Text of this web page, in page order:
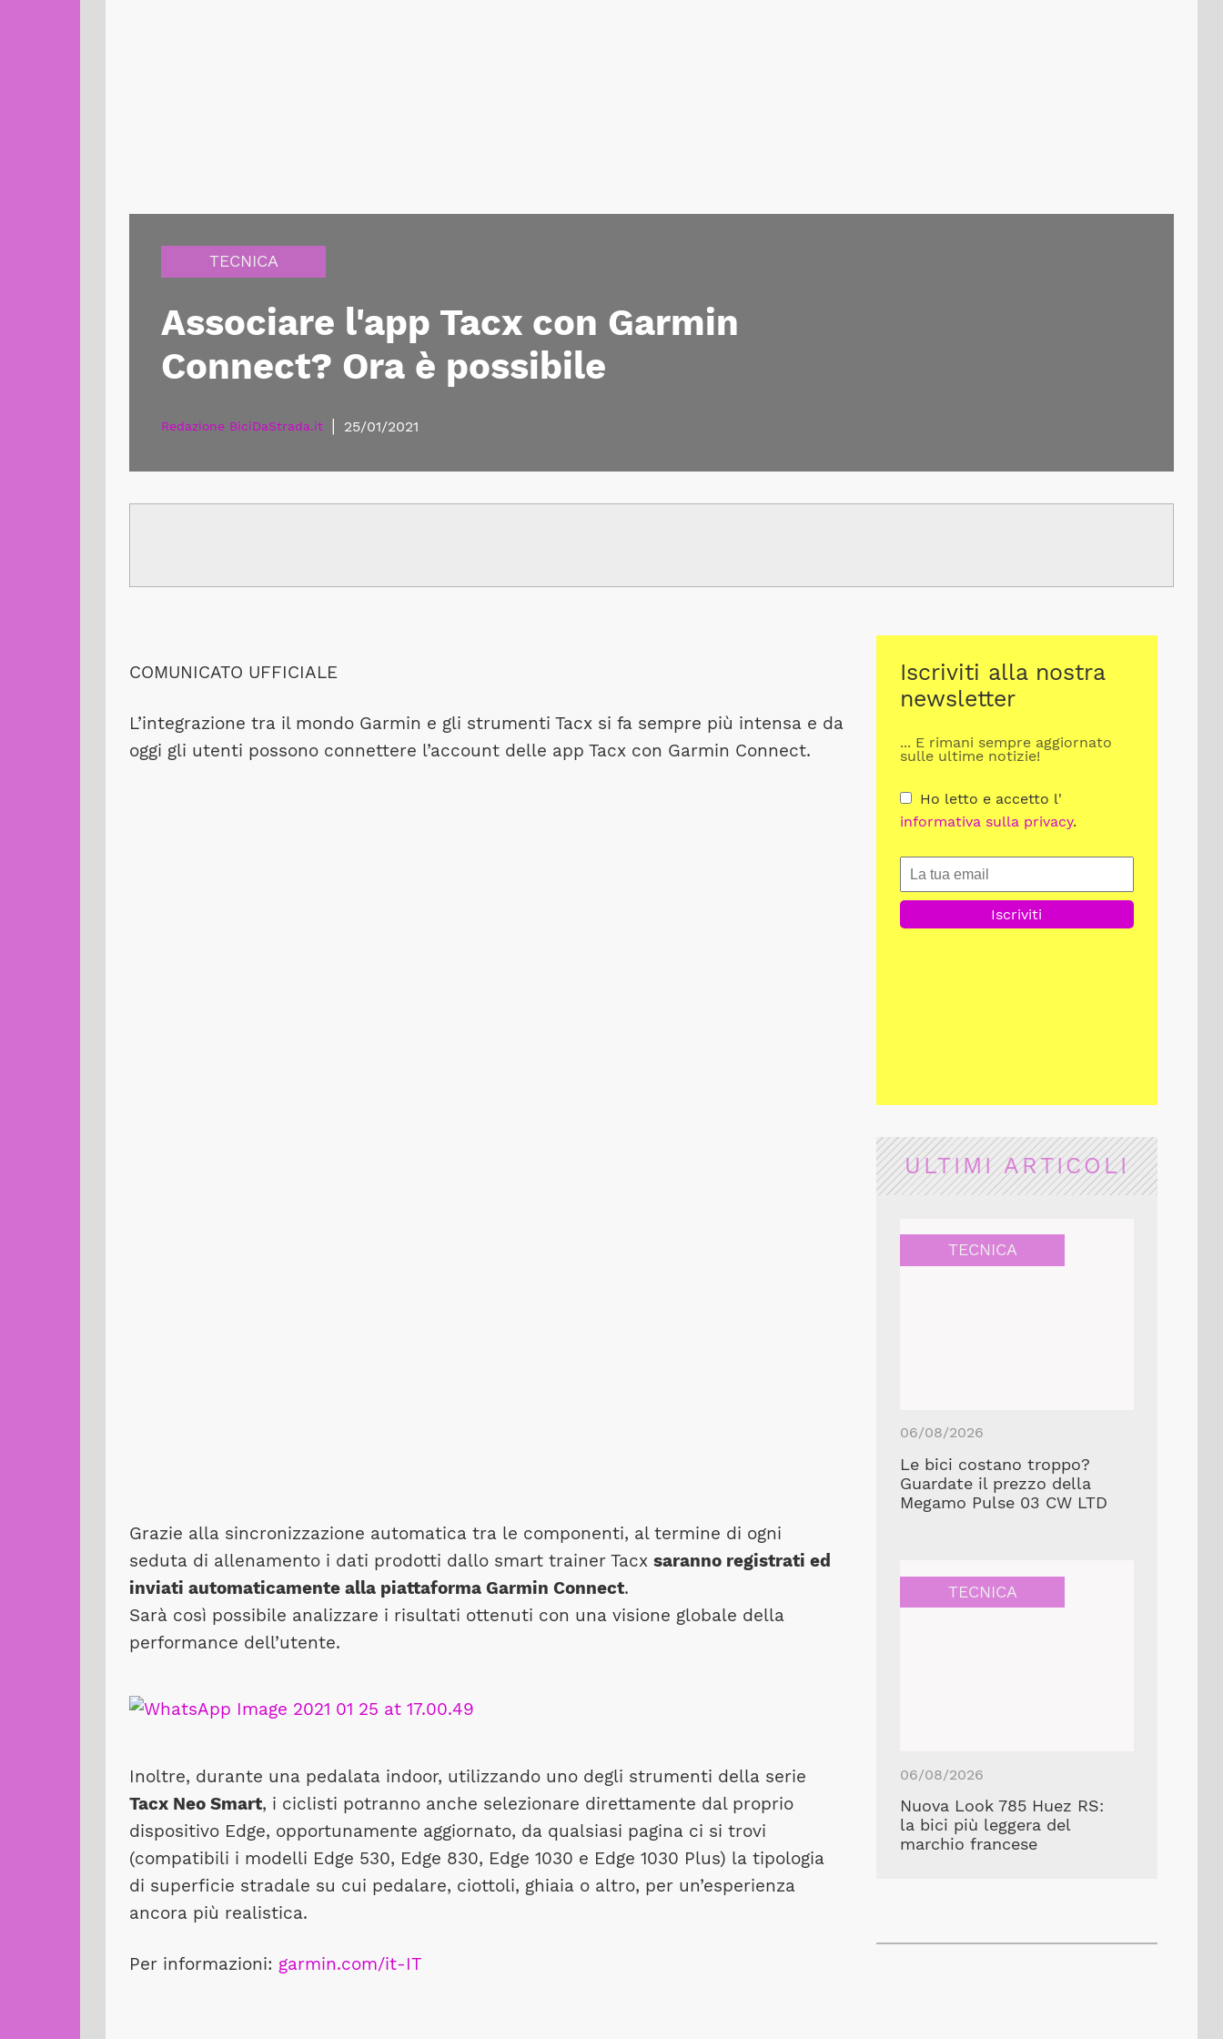
TECNICA
Associare l'app Tacx con Garmin
Connect? Ora è possibile
Redazione BiciDaStrada.it | 25/01/2021
COMUNICATO UFFICIALE
L’integrazione tra il mondo Garmin e gli strumenti Tacx si fa sempre più intensa e da
oggi gli utenti possono connettere l’account delle app Tacx con Garmin Connect.
Grazie alla sincronizzazione automatica tra le componenti, al termine di ogni
seduta di allenamento i dati prodotti dallo smart trainer Tacx saranno registrati ed
inviati automaticamente alla piattaforma Garmin Connect.
Sarà così possibile analizzare i risultati ottenuti con una visione globale della
performance dell’utente.
Inoltre, durante una pedalata indoor, utilizzando uno degli strumenti della serie
Tacx Neo Smart, i ciclisti potranno anche selezionare direttamente dal proprio
dispositivo Edge, opportunamente aggiornato, da qualsiasi pagina ci si trovi
(compatibili i modelli Edge 530, Edge 830, Edge 1030 e Edge 1030 Plus) la tipologia
di superficie stradale su cui pedalare, ciottoli, ghiaia o altro, per un’esperienza
ancora più realistica.
Per informazioni: garmin.com/it-IT
Iscriviti alla nostra
newsletter
... E rimani sempre aggiornato
sulle ultime notizie!
Ho letto e accetto l'
informativa sulla privacy.
ULTIMI ARTICOLI
TECNICA
06/08/2026
Le bici costano troppo?
Guardate il prezzo della
Megamo Pulse 03 CW LTD
TECNICA
06/08/2026
Nuova Look 785 Huez RS:
la bici più leggera del
marchio francese